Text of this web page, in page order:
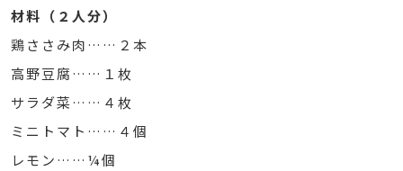
材料（２人分）
鶏ささみ肉……２本
高野豆腐……１枚
サラダ菜……４枚
ミニトマト……４個
レモン……¼個